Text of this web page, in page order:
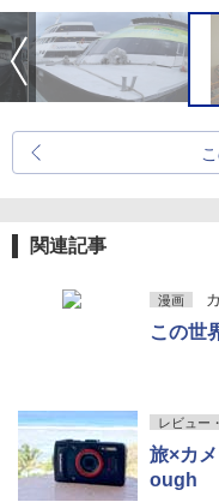
関連記事
漫画
この世
レビュー
旅×カ
ough